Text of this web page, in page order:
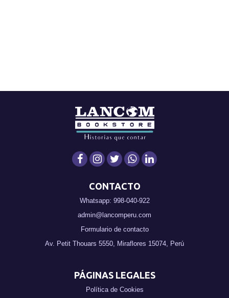
CONTACTO
Whatsapp: 998-040-922
admin@lancomperu.com
Formulario de contacto
Av. Petit Thouars 5550, Miraflores 15074, Perú
PÁGINAS LEGALES
Política de Cookies